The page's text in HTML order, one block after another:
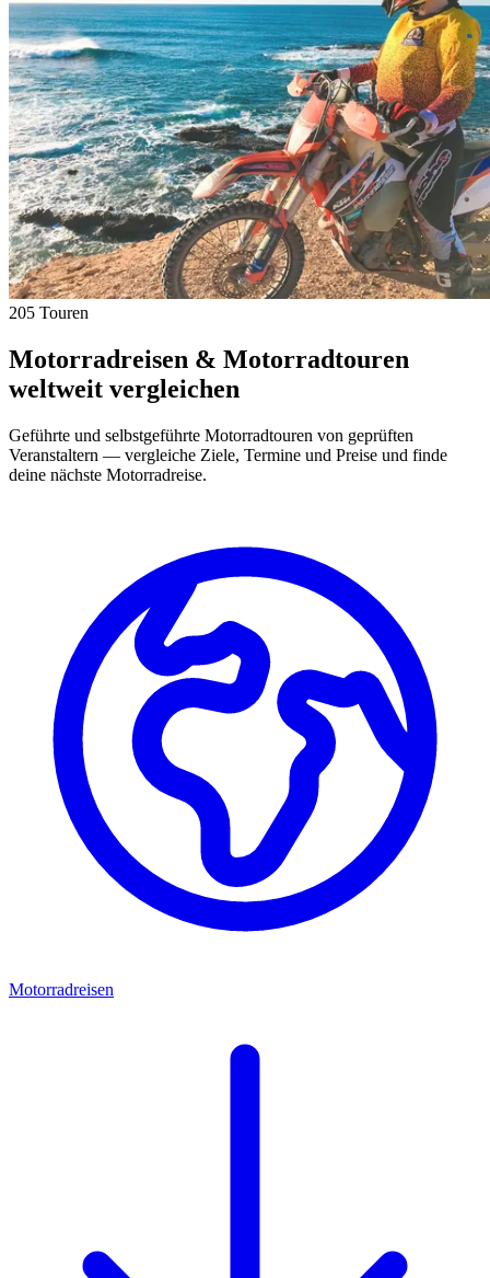
205 Touren
Motorradreisen & Motorradtouren
weltweit vergleichen
Geführte und selbstgeführte Motorradtouren von geprüften
Veranstaltern — vergleiche Ziele, Termine und Preise und finde
deine nächste Motorradreise.
Motorradreisen